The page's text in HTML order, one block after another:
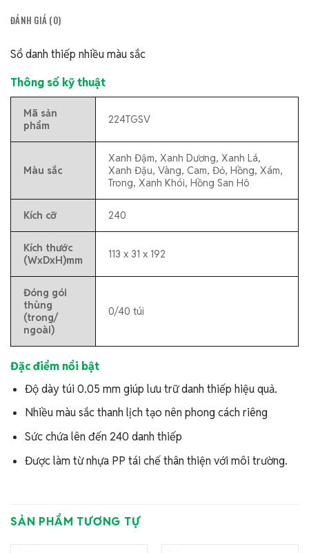
ĐÁNH GIÁ (0)
Sổ danh thiếp nhiều màu sắc
Thông số kỹ thuật
Mã sản
phẩm
224TGSV
Màu sắc
Xanh Đậm, Xanh Dương, Xanh Lá,
Xanh Đậu, Vàng, Cam, Đỏ, Hồng, Xám,
Trong, Xanh Khói, Hồng San Hô
Kích cỡ 240
Kích thước
(WxDxH)mm
113 x 31 x 192
Đóng gói
thùng
(trong/
ngoài)
0/40 túi
Đặc điểm nổi bật
Độ dày túi 0.05 mm giúp lưu trữ danh thiếp hiệu quả.
Nhiều màu sắc thanh lịch tạo nên phong cách riêng
Sức chứa lên đến 240 danh thiếp
Được làm từ nhựa PP tái chế thân thiện với môi trường.
SẢN PHẨM TƯƠNG TỰ